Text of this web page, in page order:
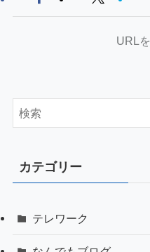
URL
カテゴリー
テレワーク